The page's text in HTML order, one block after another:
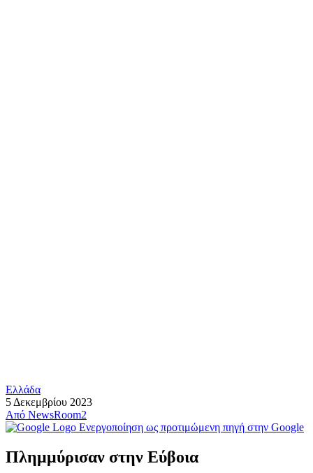
Ελλάδα
5 Δεκεμβρίου 2023
Από NewsRoom2
Ενεργοποίηση ως προτιμώμενη πηγή στην Google
Πλημμύρισαν στην Εύβοια